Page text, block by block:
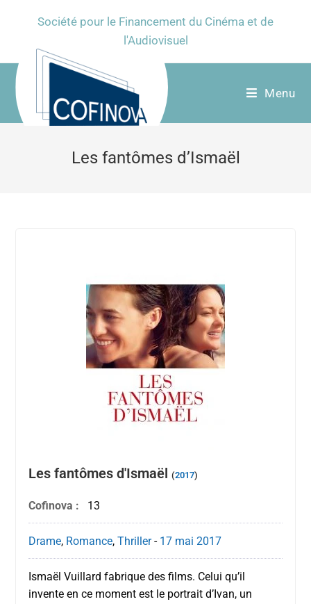
Société pour le Financement du Cinéma et de
l'Audiovisuel
Menu
Les fantômes d’Ismaël
Les fantômes d'Ismaël(2017)
Cofinova : 13
Drame, Romance,Thriller- 17 mai 2017
Ismaël Vuillard fabrique des films. Celui qu’il
invente en ce moment est le portrait d’Ivan, un